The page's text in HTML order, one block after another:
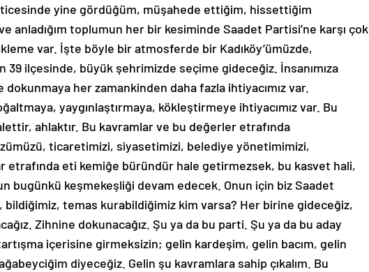
yine gördüğüm, müşahede ettiğim, hissettiğim
anladığım toplumun her bir kesiminde Saadet Partisi’ne karşı çok
var. İşte böyle bir atmosferde bir Kadıköy’ümüzde,
39 ilçesinde, büyük şehrimizde seçime gideceğiz. İnsanımıza
her zamankinden daha fazla ihtiyacımız var.
yaygınlaştırmaya, kökleştirmeye ihtiyacımız var. Bu
ahlaktır. Bu kavramlar ve bu değerler etrafında
ticaretimizi, siyasetimizi, belediye yönetimimizi,
etrafında eti kemiğe büründür hale getirmezsek, bu kasvet hali,
bugünkü keşmekeşliği devam edecek. Onun için biz Saadet
bildiğimiz, temas kurabildiğimiz kim varsa? Her birine gideceğiz,
Zihnine dokunacağız. Şu ya da bu parti. Şu ya da bu aday
içerisine girmeksizin; gelin kardeşim, gelin bacım, gelin
diyeceğiz. Gelin şu kavramlara sahip çıkalım. Bu